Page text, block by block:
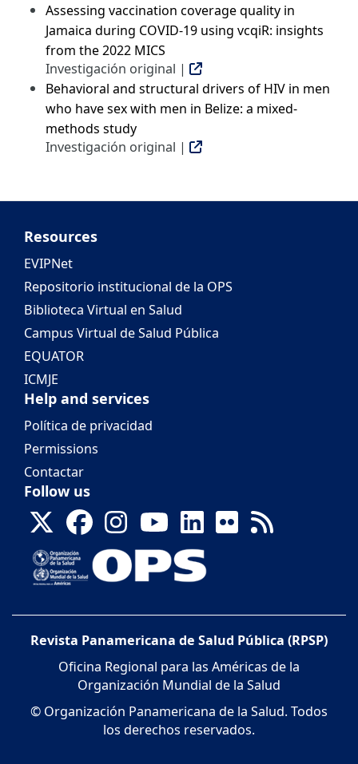
Assessing vaccination coverage quality in
Jamaica during COVID-19 using vcqiR: insights
from the 2022 MICS
Investigación original |
Behavioral and structural drivers of HIV in men
who have sex with men in Belize: a mixed-
methods study
Investigación original |
Resources
EVIPNet
Repositorio institucional de la OPS
Biblioteca Virtual en Salud
Campus Virtual de Salud Pública
EQUATOR
ICMJE
Help and services
Política de privacidad
Permissions
Contactar
Follow us
Revista Panamericana de Salud Pública (RPSP)
Oficina Regional para las Américas de la
Organización Mundial de la Salud
© Organización Panamericana de la Salud. Todos
los derechos reservados.